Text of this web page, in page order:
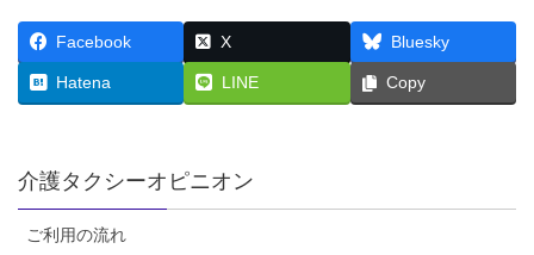
Facebook X Bluesky
Hatena LINE Copy
介護タクシーオピニオン
ご利用の流れ